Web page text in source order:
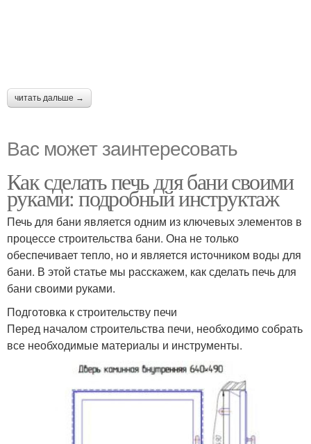
читать дальше →
Вас может заинтересовать
Как сделать печь для бани своими
руками: подробный инструктаж
Печь для бани является одним из ключевых элементов в
процессе строительства бани. Она не только
обеспечивает тепло, но и является источником воды для
бани. В этой статье мы расскажем, как сделать печь для
бани своими руками.
Подготовка к строительству печи
Перед началом строительства печи, необходимо собрать
все необходимые материалы и инструменты.